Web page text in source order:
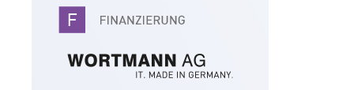
Impressum Datenschutz · AGB · Cookie-Einstellungen